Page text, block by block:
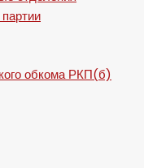
обкома РКП(б)